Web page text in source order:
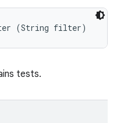
(String filter)
tests.